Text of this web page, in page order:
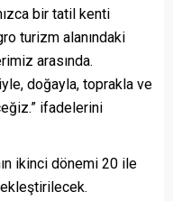
bir tatil kenti
turizm alanındaki
arasında.
doğayla, toprakla ve
ifadelerini
ikinci dönemi 20 ile